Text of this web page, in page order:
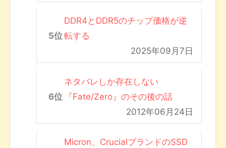
DDR4とDDR5のチップ価格が逆
転する
2025年09月7日
ネタバレしか存在しない
『Fate/Zero』のその後の話
2012年06月24日
Micron、CrucialブランドのSSD